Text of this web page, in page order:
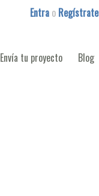
Entra o Regístrate
Envía tu proyecto Blog